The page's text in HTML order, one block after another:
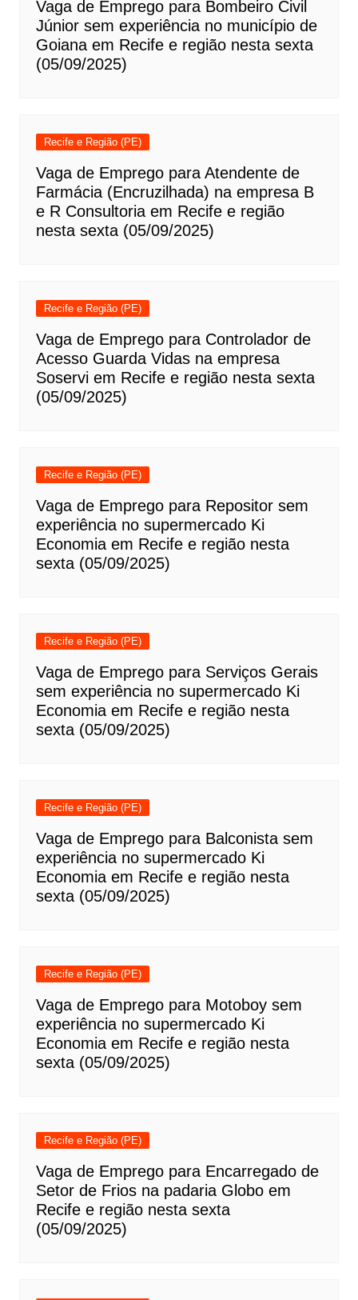
Vaga de Emprego para Bombeiro Civil
Júnior sem experiência no município de
Goiana em Recife e região nesta sexta
(05/09/2025)
Recife e Região (PE)
Vaga de Emprego para Atendente de
Farmácia (Encruzilhada) na empresa B
e R Consultoria em Recife e região
nesta sexta (05/09/2025)
Recife e Região (PE)
Vaga de Emprego para Controlador de
Acesso Guarda Vidas na empresa
Soservi em Recife e região nesta sexta
(05/09/2025)
Recife e Região (PE)
Vaga de Emprego para Repositor sem
experiência no supermercado Ki
Economia em Recife e região nesta
sexta (05/09/2025)
Recife e Região (PE)
Vaga de Emprego para Serviços Gerais
sem experiência no supermercado Ki
Economia em Recife e região nesta
sexta (05/09/2025)
Recife e Região (PE)
Vaga de Emprego para Balconista sem
experiência no supermercado Ki
Economia em Recife e região nesta
sexta (05/09/2025)
Recife e Região (PE)
Vaga de Emprego para Motoboy sem
experiência no supermercado Ki
Economia em Recife e região nesta
sexta (05/09/2025)
Recife e Região (PE)
Vaga de Emprego para Encarregado de
Setor de Frios na padaria Globo em
Recife e região nesta sexta
(05/09/2025)